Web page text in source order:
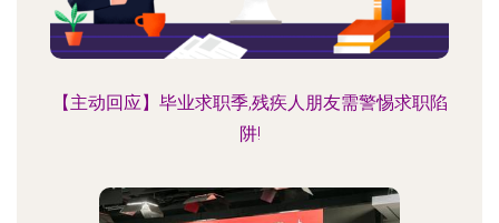
【主动回应】毕业求职季,残疾人朋友需警惕求职陷
阱!